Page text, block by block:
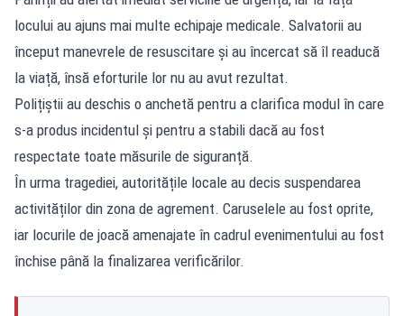
locului au ajuns mai multe echipaje medicale. Salvatorii au
început manevrele de resuscitare și au încercat să îl readucă
la viață, însă eforturile lor nu au avut rezultat.
Polițiștii au deschis o anchetă pentru a clarifica modul în care
s-a produs incidentul și pentru a stabili dacă au fost
respectate toate măsurile de siguranță.
În urma tragediei, autoritățile locale au decis suspendarea
activităților din zona de agrement. Caruselele au fost oprite,
iar locurile de joacă amenajate în cadrul evenimentului au fost
închise până la finalizarea verificărilor.